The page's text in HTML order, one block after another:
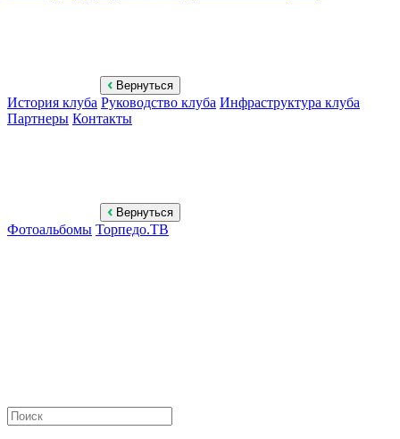
Вернуться
История клуба Руководство клуба Инфраструктура клуба
Партнеры Контакты
Вернуться
Фотоальбомы Торпедо.ТВ